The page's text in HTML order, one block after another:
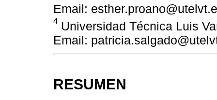
Email:
4 Universidad Técnica Luis
Email:
RESUMEN